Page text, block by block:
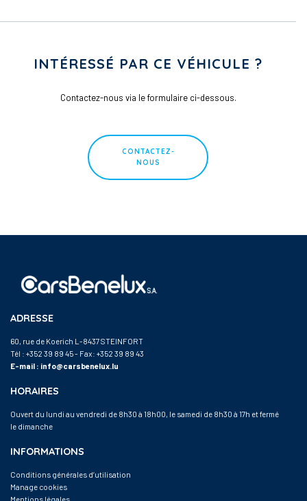
INTÉRESSÉ PAR CE VÉHICULE ?
Contactez-nous via le formulaire ci-dessous.
CONTACTEZ-
NOUS
ADRESSE
60, rue de Koerich L-8437 STEINFORT
Tél : +352 39 89 45- Fax: +352 39 89 43
E-mail : info@carsbenelux.lu
HORAIRES
Ouvert du lundi au vendredi de 8h30 à 18h00, le samedi de 8h30 à 17h et fermé
le dimanche
INFORMATIONS
Conditions générales d’utilisation
Manage cookies
Mentions légales